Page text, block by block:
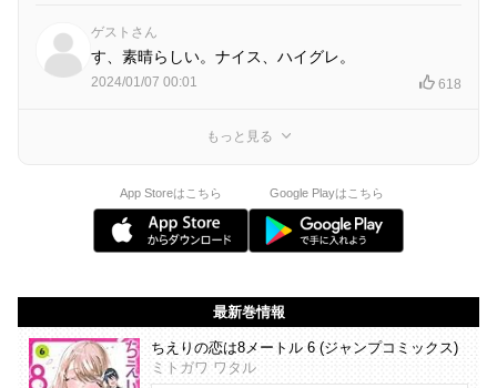
ゲストさん
す、素晴らしい。ナイス、ハイグレ。
2024/01/07 00:01 618
もっと見る
App Storeはこちら Google Playはこちら
最新巻情報
ちえりの恋は8メートル 6 (ジャンプコミックス)
ミトガワ ワタル